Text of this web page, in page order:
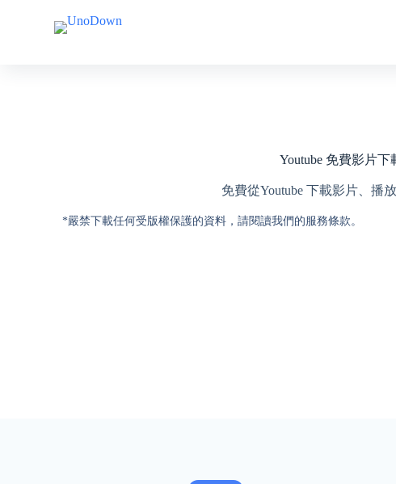
Youtube 免費影片下
免費從Youtube 下載影片、播
*嚴禁下載任何受版權保護的資料，請閱讀我們的服務條款。